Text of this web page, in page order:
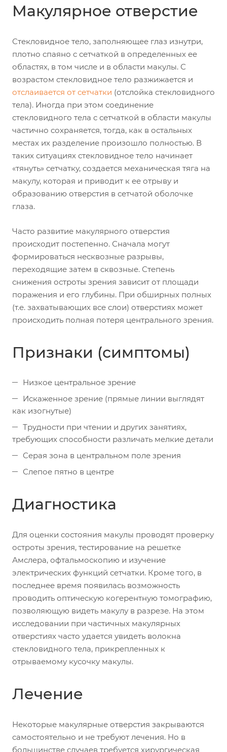
Макулярное отверстие
Стекловидное тело, заполняющее глаз изнутри,
плотно спаяно с сетчаткой в определенных ее
областях, в том числе и в области макулы. С
возрастом стекловидное тело разжижается и
отслаивается от сетчатки (отслойка стекловидного
тела). Иногда при этом соединение
стекловидного тела с сетчаткой в области макулы
частично сохраняется, тогда, как в остальных
местах их разделение произошло полностью. В
таких ситуациях стекловидное тело начинает
«тянуть» сетчатку, создается механическая тяга на
макулу, которая и приводит к ее отрыву и
образованию отверстия в сетчатой оболочке
глаза.
Часто развитие макулярного отверстия
происходит постепенно. Сначала могут
формироваться несквозные разрывы,
переходящие затем в сквозные. Степень
снижения остроты зрения зависит от площади
поражения и его глубины. При обширных полных
(т.е. захватывающих все слои) отверстиях может
происходить полная потеря центрального зрения.
Признаки (симптомы)
Низкое центральное зрение
Искаженное зрение (прямые линии выглядят
как изогнутые)
Трудности при чтении и других занятиях,
требующих способности различать мелкие детали
Серая зона в центральном поле зрения
Слепое пятно в центре
Диагностика
Для оценки состояния макулы проводят проверку
остроты зрения, тестирование на решетке
Амслера, офтальмоскопию и изучение
электрических функций сетчатки. Кроме того, в
последнее время появилась возможность
проводить оптическую когерентную томографию,
позволяющую видеть макулу в разрезе. На этом
исследовании при частичных макулярных
отверстиях часто удается увидеть волокна
стекловидного тела, прикрепленных к
отрываемому кусочку макулы.
Лечение
Некоторые макулярные отверстия закрываются
самостоятельно и не требуют лечения. Но в
большинстве случаев требуется хирургическая